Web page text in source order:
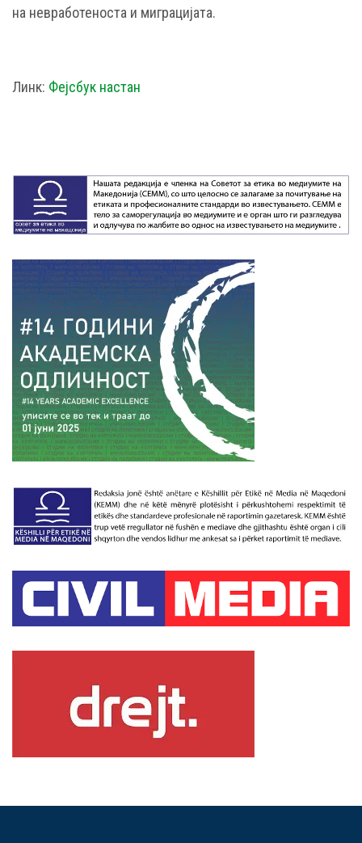
на невработеноста и миграцијата.
Линк: Фејсбук настан